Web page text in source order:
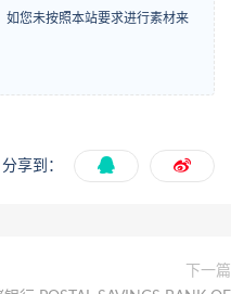
如您未按照本站要求进行素材来
分享到：
下一篇